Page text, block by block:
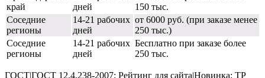
край
дней
150 тыс.
Соседние
регионы
14-21 рабочих
дней
от 6000 руб. (при заказе менее
250 тыс.)
Соседние
регионы
14-21 рабочих
дней
Бесплатно при заказе более
250 тыс.
ГОСТ|ГОСТ 12.4.238-2007; Рейтинг для сайта|Новинка; ТР